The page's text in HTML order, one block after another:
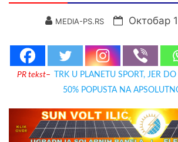
MEDIA-PS.RS Октобар
PR tekst–
TRK U PLANETU SPORT, JER
50% POPUSTA NA